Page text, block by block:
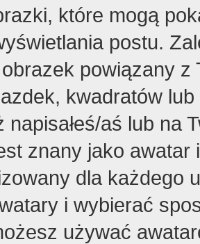
które mogą
postu.
powiązany z
kwadratów
napisałeś/aś lub na
znany jako
dla każdego
i wybierać
używać